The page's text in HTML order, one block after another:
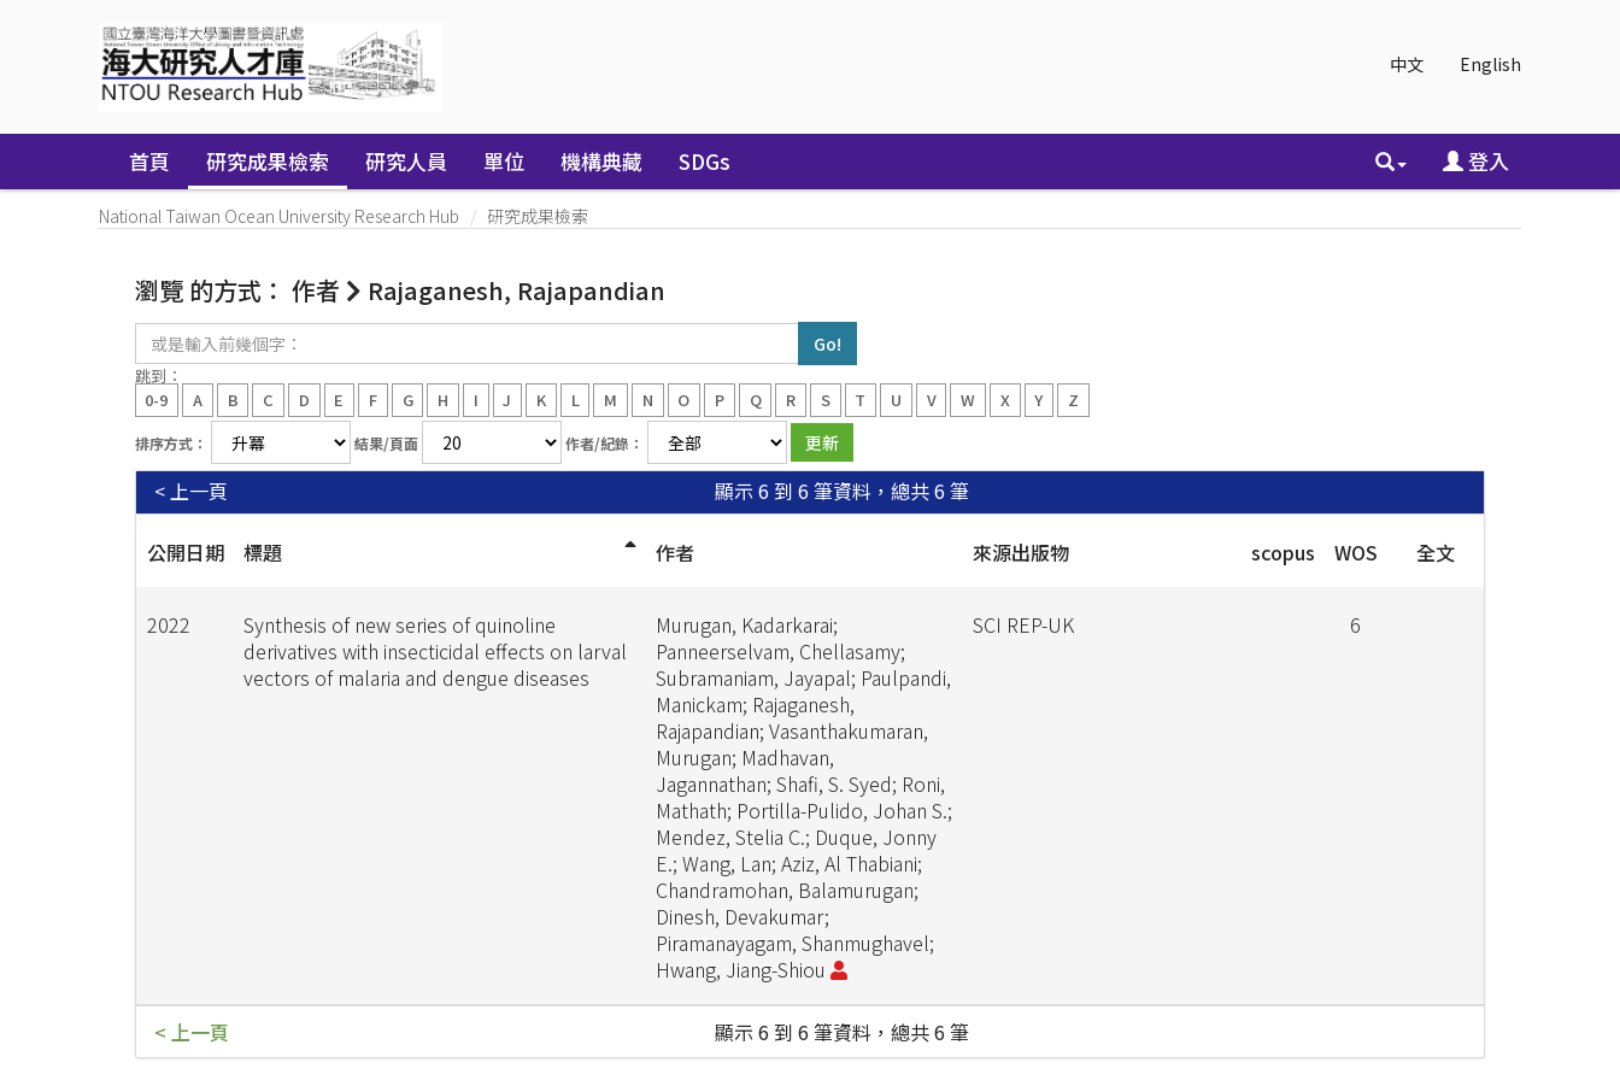
中文 English
首頁 研究成果檢索 研究人員 單位 機構典藏 SDGs 登入
National Taiwan Ocean University Research Hub 研究成果檢索
瀏覽 的方式： 作者 Rajaganesh, Rajapandian
或
輸
入
前
幾
字：
跳到：
0-9
A B C D E F G H I J K L M N O P Q R S T U V W X Y Z
排序方式： 結果/頁面 作者/紀錄：
顯示 6 到 6 筆資料，總共 6 筆
< 上一頁
公開日期 標題 作者 來源出版物 scopus WOS 全文
2022
Synthesis of new series of quinoline
derivatives with insecticidal effects on larval
vectors of malaria and dengue diseases
Murugan, Kadarkarai;
Panneerselvam, Chellasamy;
Subramaniam, Jayapal; Paulpandi,
Manickam; Rajaganesh,
Rajapandian; Vasanthakumaran,
Murugan; Madhavan,
Jagannathan; Shafi, S. Syed; Roni,
Mathath; Portilla-Pulido, Johan S.;
Mendez, Stelia C.; Duque, Jonny
E.; Wang, Lan; Aziz, Al Thabiani;
Chandramohan, Balamurugan;
Dinesh, Devakumar;
Piramanayagam, Shanmughavel;
Hwang, Jiang-Shiou
SCI REP-UK 6
顯示 6 到 6 筆資料，總共 6 筆
< 上一頁